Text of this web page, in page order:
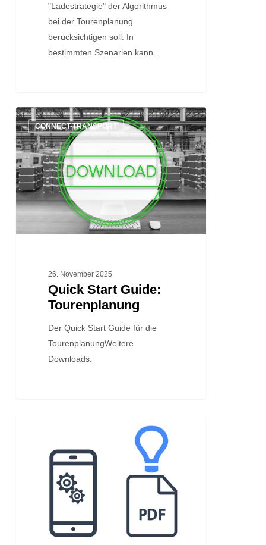
"Ladestrategie" der Algorithmus
bei der Tourenplanung
berücksichtigen soll. In
bestimmten Szenarien kann…
Quick
Start
Guide:
Tourenplanung
CONNECT-TRANSPORT
26. November 2025
Quick Start Guide:
Tourenplanung
Der Quick Start Guide für die
TourenplanungWeitere
Downloads:
Smartphones